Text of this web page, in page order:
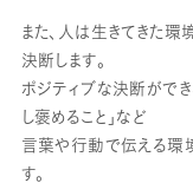
また、人は生きてきた
決断します。
ポジティブな決断ができ
し褒めること」など
言葉や行動で伝える環
す。